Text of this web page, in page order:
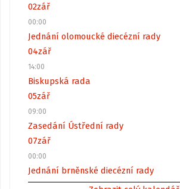
02zář
00:00
Jednání olomoucké diecézní rady
04zář
14:00
Biskupská rada
05zář
09:00
Zasedání Ústřední rady
07zář
00:00
Jednání brněnské diecézní rady